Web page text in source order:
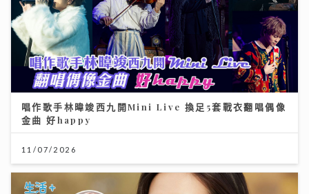
唱作歌手林暐竣西九開Mini Live 換足5套戰衣翻唱偶像
金曲 好happy
11/07/2026